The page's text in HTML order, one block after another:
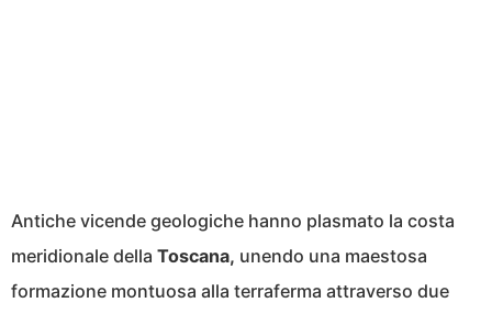
Antiche vicende geologiche hanno plasmato la costa
meridionale della Toscana, unendo una maestosa
formazione montuosa alla terraferma attraverso due